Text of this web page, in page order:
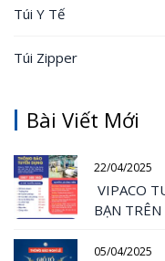
Túi Y Tế
Túi Zipper
Bài Viết Mới
22/04/2025
VIPACO
BẠN
05/04/2025